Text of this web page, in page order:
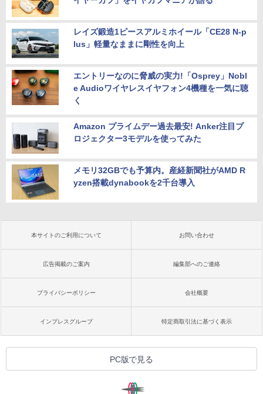
レイズ鍛造1ピースアルミホイール「CE28 N-p
lus」軽量なままに剛性を向上
エントリーなのに脅威の実力!「Osprey」Nobl
e Audioワイヤレスイヤフォン4機種を一気に聴
く
Amazon プライムデー過去最安! Anker注目プ
ロジェクター3モデルを使ってみた
メモリ32GBでも予算内。産経新聞社がAMD R
yzen搭載dynabookを2千台導入
本サイトのご利用について お問い合わせ
広告掲載のご案内 編集部へのご連絡
プライバシーポリシー 会社概要
インプレスグループ 特定商取引法に基づく表示
PC版で見る